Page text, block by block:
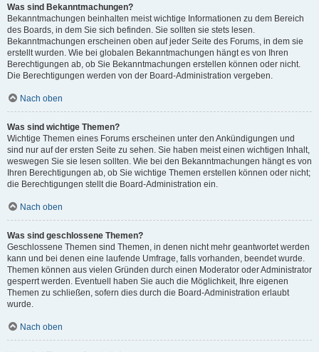
Was sind Bekanntmachungen?
Bekanntmachungen beinhalten meist wichtige Informationen zu dem Bereich
des Boards, in dem Sie sich befinden. Sie sollten sie stets lesen.
Bekanntmachungen erscheinen oben auf jeder Seite des Forums, in dem sie
erstellt wurden. Wie bei globalen Bekanntmachungen hängt es von Ihren
Berechtigungen ab, ob Sie Bekanntmachungen erstellen können oder nicht.
Die Berechtigungen werden von der Board-Administration vergeben.
Nach oben
Was sind wichtige Themen?
Wichtige Themen eines Forums erscheinen unter den Ankündigungen und
sind nur auf der ersten Seite zu sehen. Sie haben meist einen wichtigen Inhalt,
weswegen Sie sie lesen sollten. Wie bei den Bekanntmachungen hängt es von
Ihren Berechtigungen ab, ob Sie wichtige Themen erstellen können oder nicht;
die Berechtigungen stellt die Board-Administration ein.
Nach oben
Was sind geschlossene Themen?
Geschlossene Themen sind Themen, in denen nicht mehr geantwortet werden
kann und bei denen eine laufende Umfrage, falls vorhanden, beendet wurde.
Themen können aus vielen Gründen durch einen Moderator oder Administrator
gesperrt werden. Eventuell haben Sie auch die Möglichkeit, Ihre eigenen
Themen zu schließen, sofern dies durch die Board-Administration erlaubt
wurde.
Nach oben